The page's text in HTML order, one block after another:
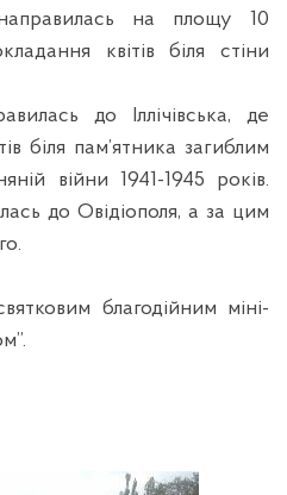
на площу 10
квітів біля стіни
до Іллічівська, де
біля пам’ятника загиблим
війни 1941-1945 років.
до Овідіополя, а за цим
благодійним міні-